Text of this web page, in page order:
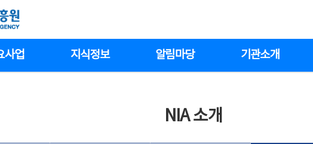
사업 지식정보 알림마당 기관소개
NIA 소개